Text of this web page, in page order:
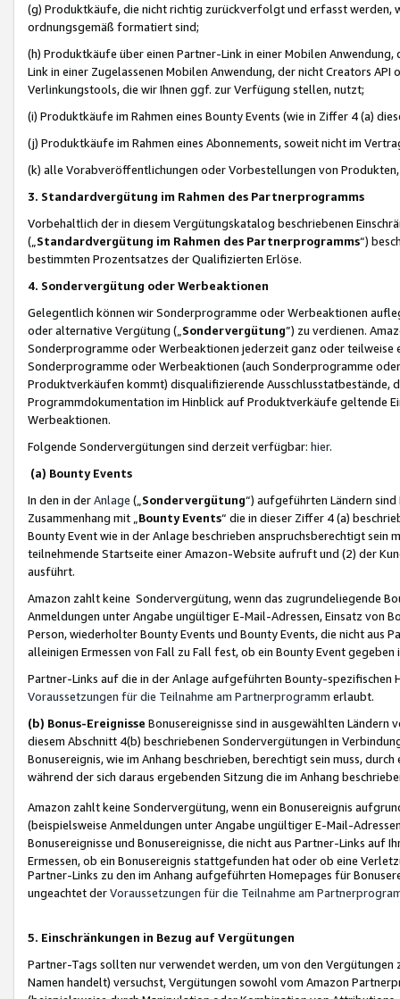
(g) Produktkäufe, die nicht richtig zurückverfolgt und erfasst werden,
ordnungsgemäß formatiert sind;
(h) Produktkäufe über einen Partner-Link in einer Mobilen
Link in einer Zugelassenen Mobilen Anwendung, der nicht Creators
Verlinkungstools, die wir Ihnen ggf. zur Verfügung stellen, nutzt;
(i) Produktkäufe im Rahmen eines Bounty Events (wie in Ziffer 4 (a)
(j) Produktkäufe im Rahmen eines Abonnements, soweit nicht im
(k) alle Vorabveröffentlichungen oder Vorbestellungen von
3. Standardvergütung im Rahmen des Partnerprogramms
Vorbehaltlich der in diesem Vergütungskatalog beschriebenen
(„ Standardvergütung im Rahmen des Partnerprogramms“)
bestimmten Prozentsatzes der Qualifizierten Erlöse.
4. Sondervergütung oder Werbeaktionen
Gelegentlich können wir Sonderprogramme oder Werbeaktionen
oder alternative Vergütung („ Sondervergütung”) zu verdienen.
Sonderprogramme oder Werbeaktionen jederzeit ganz oder
Sonderprogramme oder Werbeaktionen (auch Sonderprogramme
Produktverkäufen kommt) disqualifizierende Ausschlusstatbestände,
Programmdokumentation im Hinblick auf Produktverkäufe geltende
Werbeaktionen.
Folgende Sondervergütungen sind derzeit verfügbar: hier.
(a) Bounty Events
In den in derAnlage („ Sondervergütung“) aufgeführten Ländern
Zusammenhang mit „ Bounty Events“ die in dieser Ziffer 4 (a)
Bounty Event wie in der Anlage beschrieben anspruchsberechtigt sein
teilnehmende Startseite einer Amazon-Website aufruft und (2) der
ausführt.
Amazon zahlt keine Sondervergütung, wenn das zugrundeliegende
Anmeldungen unter Angabe ungültiger E-Mail-Adressen, Einsatz von
Person, wiederholter Bounty Events und Bounty Events, die nicht
alleinigen Ermessen von Fall zu Fall fest, ob ein Bounty Event
Partner-Links auf die in der Anlage aufgeführten Bounty-spezifischen
Voraussetzungen für die Teilnahme am Partnerprogramm erlaubt.
(b) Bonus-Ereignisse Bonusereignisse sind in ausgewählten Ländern
diesem Abschnitt 4(b) beschriebenen Sondervergütungen in
Bonusereignis, wie im Anhang beschrieben, berechtigt sein muss,
während der sich daraus ergebenden Sitzung die im Anhang
Amazon zahlt keine Sondervergütung, wenn ein Bonusereignis
(beispielsweise Anmeldungen unter Angabe ungültiger E-Mail-
Bonusereignisse und Bonusereignisse, die nicht aus Partner-Links auf
Ermessen, ob ein Bonusereignis stattgefunden hat oder ob eine
Partner-Links zu den im Anhang aufgeführten Homepages für
ungeachtet derVoraussetzungen für die Teilnahme am
5. Einschränkungen in Bezug auf Vergütungen
Partner-Tags sollten nur verwendet werden, um von den
Namen handelt) versuchst, Vergütungen sowohl vom Amazon